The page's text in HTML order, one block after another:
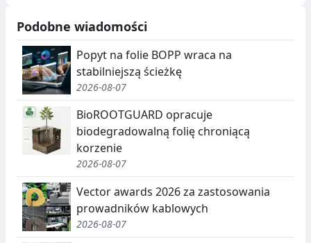
Podobne wiadomości
Popyt na folie BOPP wraca na
stabilniejszą ścieżkę
2026-08-07
BioROOTGUARD opracuje
biodegradowalną folię chroniącą
korzenie
2026-08-07
Vector awards 2026 za zastosowania
prowadników kablowych
2026-08-07